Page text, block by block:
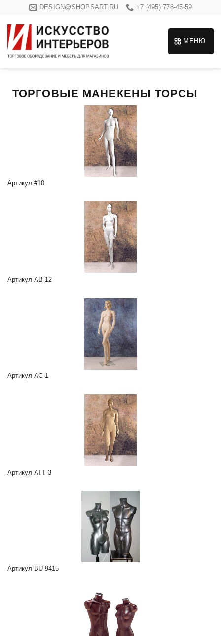
content
DESIGN@SHOPSART.RU +7 (495) 778-45-59
МЕНЮ
ТОРГОВЫЕ МАНЕКЕНЫ ТОРСЫ
Артикул #10
Артикул AB-12
Артикул AC-1
Артикул ATT 3
Артикул BU 9415